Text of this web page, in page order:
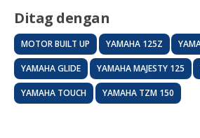
Ditag dengan
MOTOR BUILT UP YAMAHA 125Z
YAMAHA GLIDE YAMAHA MAJESTY 125
YAMAHA TOUCH YAMAHA TZM 150